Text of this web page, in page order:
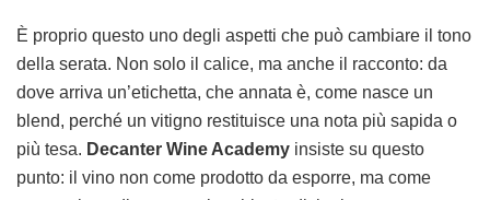
È proprio questo uno degli aspetti che può cambiare il tono
della serata. Non solo il calice, ma anche il racconto: da
dove arriva un’etichetta, che annata è, come nasce un
blend, perché un vitigno restituisce una nota più sapida o
più tesa. Decanter Wine Academy insiste su questo
punto: il vino non come prodotto da esporre, ma come